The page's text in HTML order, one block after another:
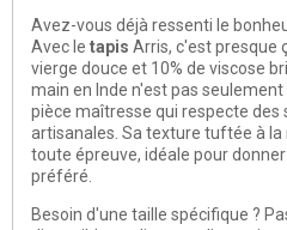
Avez-vous déjà ressenti le
Avec le tapis Arris, c'est presque
vierge douce et 10% de viscose
main en Inde n'est pas
pièce maîtresse qui respecte des
artisanales. Sa texture tuftée à
toute épreuve, idéale pour
préféré.
Besoin d'une taille spécifique ?